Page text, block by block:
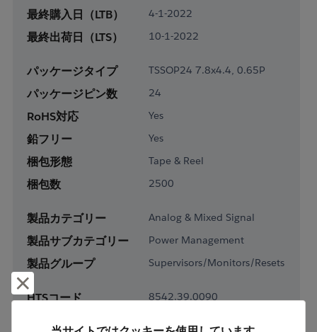
最終購入日（LTB） 4-1-2022
最終出荷日（LTS） 10-1-2022
パッケージタイプ TSSOP24 7.8x4.4, 0.65P
パッケージピン数 24
RoHS対応 Yes
鉛フリー Yes
梱包形態 Tape & Reel
梱包数 2500
製品カテゴリー Analog & Mixed Signal
製品サブカテゴリー Power Management
製品グループ Supervisors/Monitors/Resets
HTSコード 8542.39.0090